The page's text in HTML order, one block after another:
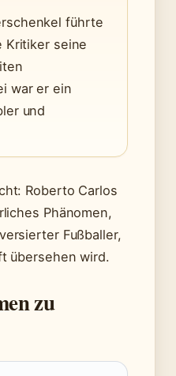
führte
Kritiker seine
war er ein
und
Roberto Carlos
Phänomen,
Fußballer,
übersehen wird.
zu